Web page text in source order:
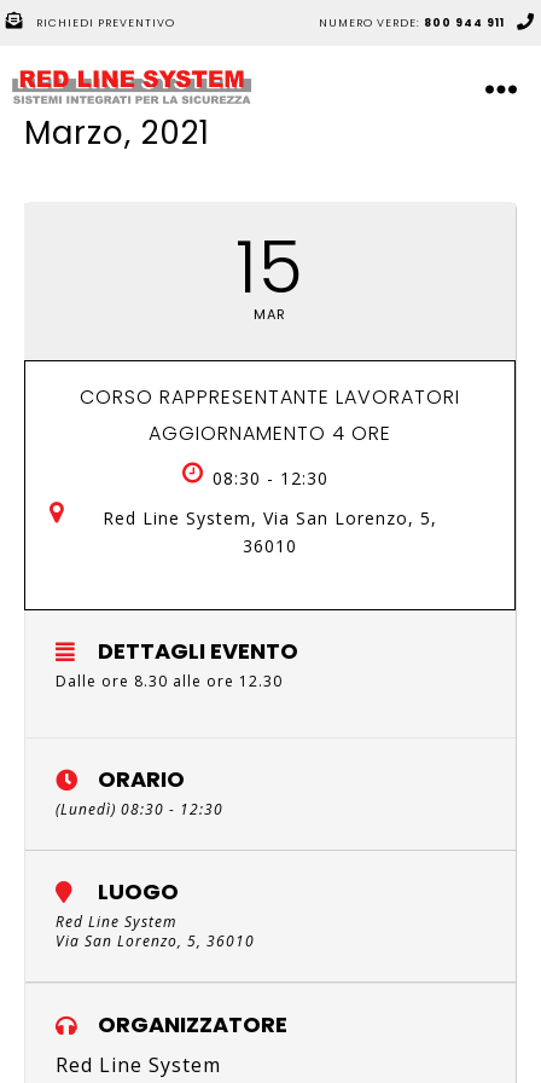
RICHIEDI PREVENTIVO NUMERO VERDE: 800 944 911
Marzo, 2021
15
MAR
CORSO RAPPRESENTANTE LAVORATORI
AGGIORNAMENTO 4 ORE
08:30 - 12:30
Red Line System, Via San Lorenzo, 5,
36010
DETTAGLI EVENTO
Dalle ore 8.30 alle ore 12.30
ORARIO
(Lunedì) 08:30 - 12:30
LUOGO
Red Line System
Via San Lorenzo, 5, 36010
ORGANIZZATORE
Red Line System